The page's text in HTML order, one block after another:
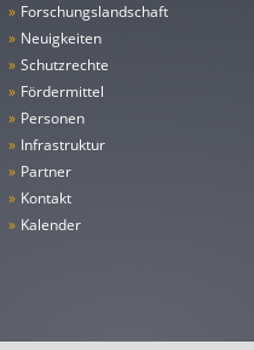
» Forschungs­landschaft
» Neuigkeiten
» Schutzrechte
» Fördermittel
» Personen
» Infrastruktur
» Partner
» Kontakt
» Kalender